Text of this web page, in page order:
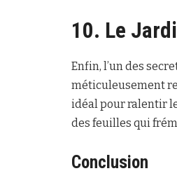
10. Le
Enfin, l’un des
méticuleusement
idéal pour ralentir
des feuilles qui
Conclusion